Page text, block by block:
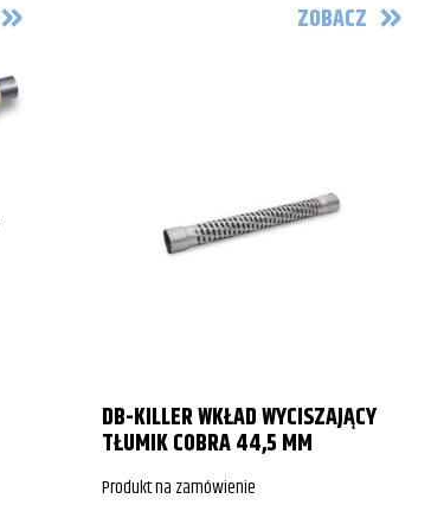
ZOBACZ
DB-KILLER WKŁAD WYCISZAJĄCY
TŁUMIK COBRA 44,5 MM
Produkt na zamówienie